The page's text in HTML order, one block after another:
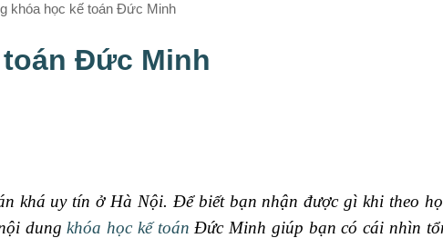
khóa học kế toán Đức Minh
Đức Minh
khá uy tín ở Hà Nội. Để biết bạn nhận được gì khi theo
dungkhóa học kế toán Đức Minh giúp bạn có cái nhìn